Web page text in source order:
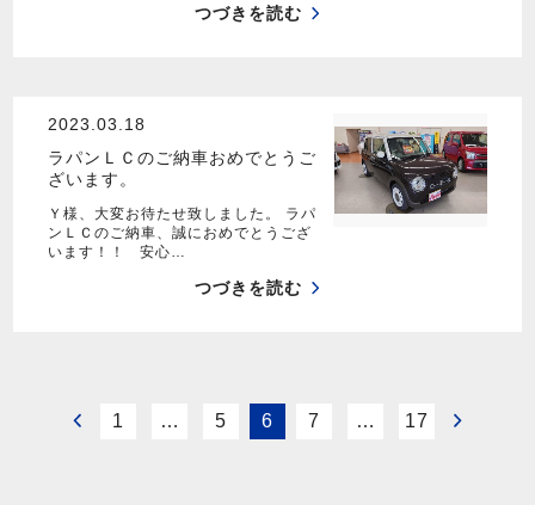
つづきを読む
2023.03.18
ラパンＬＣのご納車おめでとうご
ざいます。
Ｙ様、大変お待たせ致しました。 ラパ
ンＬＣのご納車、誠におめでとうござ
います！！ 安心…
つづきを読む
1 … 5 6 7 … 17